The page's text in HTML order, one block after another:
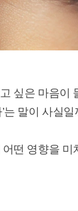
싶은 마음이
는 말이 사실일
떤 영향을